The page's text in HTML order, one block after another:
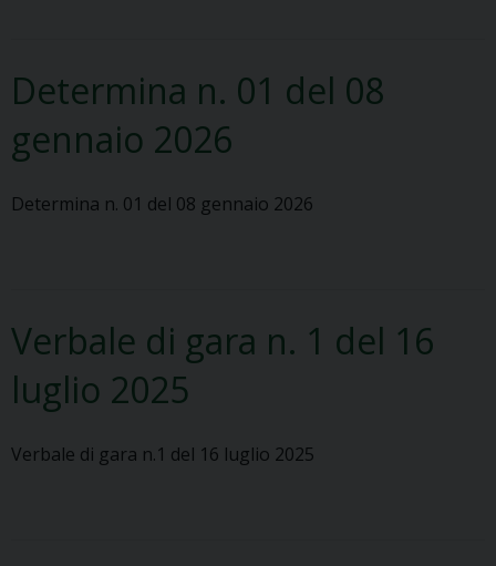
Determina n. 01 del 08
gennaio 2026
Determina n. 01 del 08 gennaio 2026
Verbale di gara n. 1 del 16
luglio 2025
Verbale di gara n.1 del 16 luglio 2025